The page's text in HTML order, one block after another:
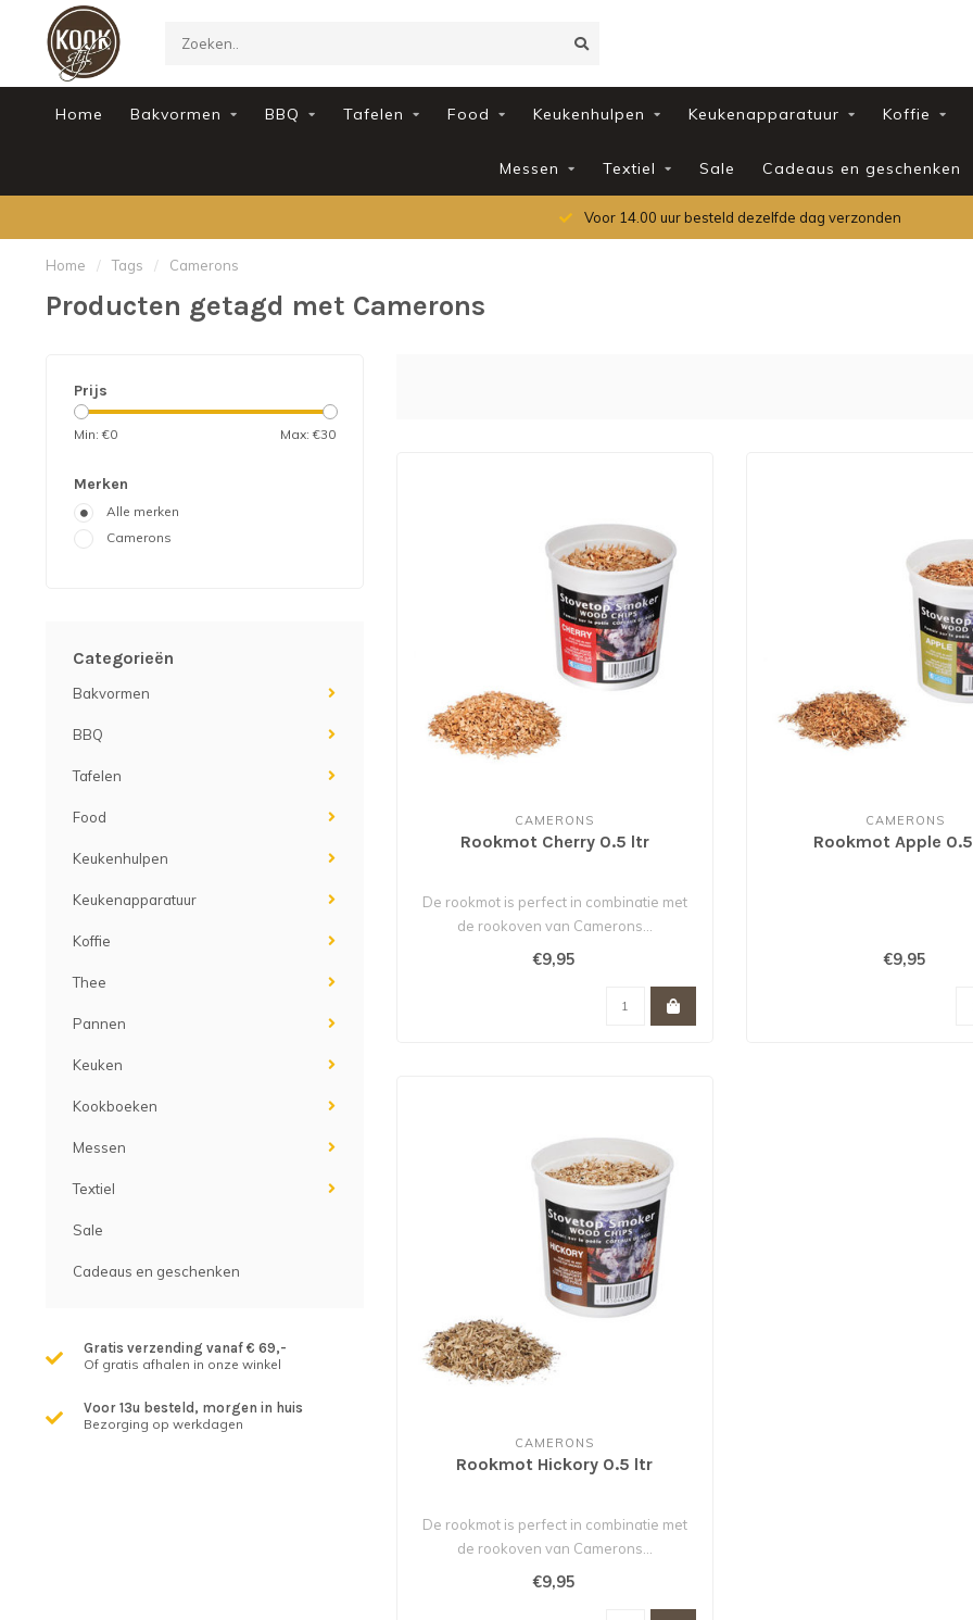
Home Bakvormen BBQ Tafelen Food Keukenhulpen Keukenapparatuur Koffie
Messen Textiel Sale Cadeaus en geschenken
Voor 14.00 uur besteld dezelfde dag verzonden
Home / Tags / Camerons
Producten getagd met Camerons
Prijs
Min: €0 Max: €30
Merken
Alle merken
Camerons
Categorieën
Bakvormen
BBQ
Tafelen
Food
Keukenhulpen
Keukenapparatuur
Koffie
Thee
Pannen
Keuken
Kookboeken
Messen
Textiel
Sale
Cadeaus en geschenken
Gratis verzending vanaf € 69,-
Of gratis afhalen in onze winkel
Voor 13u besteld, morgen in huis
Bezorging op werkdagen
CAMERONS
Rookmot Cherry 0.5 ltr
De rookmot is perfect in combinatie met
de rookoven van Camerons...
€9,95
CAMERONS
Rookmot Apple
€9,95
CAMERONS
Rookmot Hickory 0.5 ltr
De rookmot is perfect in combinatie met
de rookoven van Camerons...
€9,95